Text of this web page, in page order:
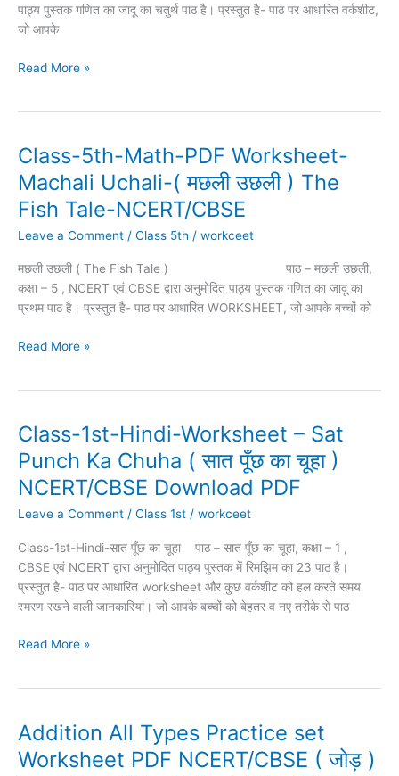
पाठ्य पुस्तक गणित का जादू का चतुर्थ पाठ है। प्रस्तुत है- पाठ पर आधारित वर्कशीट,
जो आपके
Chota-
(
लंबा
छोटा
Long
and
Short-
NCERT/CBSE
Read More »
Class-5th-Math-PDF Worksheet-
Machali Uchali-( मछली उछली ) The
Fish Tale-NCERT/CBSE
Leave a Comment / Class 5th / workceet
मछली उछली ( The Fish Tale ) पाठ – मछली उछली,
कक्षा – 5 , NCERT एवं CBSE द्वारा अनुमोदित पाठ्य पुस्तक गणित का जादू का
प्रथम पाठ है। प्रस्तुत है- पाठ पर आधारित WORKSHEET, जो आपके बच्चों को
Class-
5th-
Math-
PDF
Worksheet-
Uchali-
(
मछली
)
Fish
NCERT/CBSE
Read More »
Class-1st-Hindi-Worksheet – Sat
Punch Ka Chuha ( सात पूँछ का चूहा )
NCERT/CBSE Download PDF
Leave a Comment / Class 1st / workceet
Class-1st-Hindi-सात पूँछ का चूहा पाठ – सात पूँछ का चूहा, कक्षा – 1 ,
CBSE एवं NCERT द्वारा अनुमोदित पाठ्य पुस्तक में रिमझिम का 23 पाठ है।
प्रस्तुत है- पाठ पर आधारित worksheet और कुछ वर्कशीट को हल करते समय
स्मरण रखने वाली जानकारियां। जो आपके बच्चों को बेहतर व नए तरीके से पाठ
Class-
1st-
Hindi-
Worksheet
–
Punch
Ka
Chuha
(
पूँछ
चूहा
NCERT/CBSE
Download
PDF
Read More »
Addition All Types Practice set
Worksheet PDF NCERT/CBSE ( जोड़ )
Addition
All
Types